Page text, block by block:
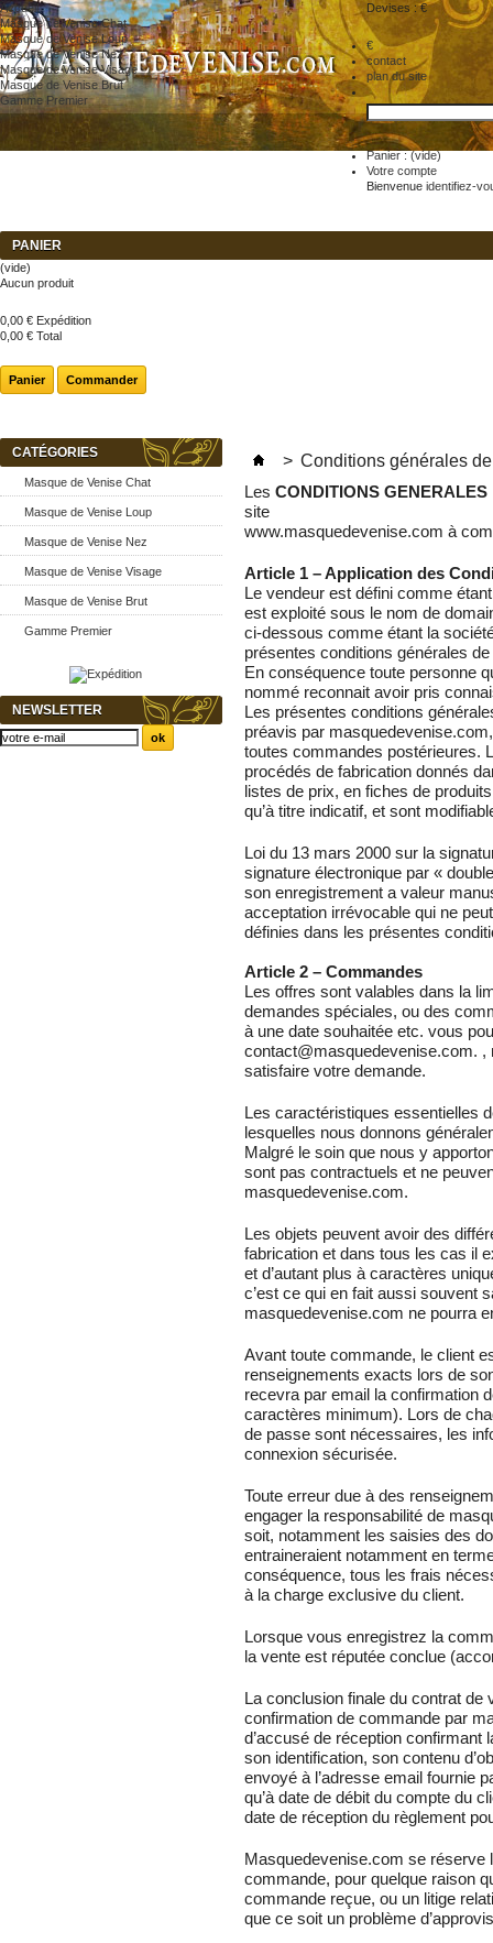
Devises : €
€
contact
plan du site
Panier :(vide)
Votre compte
Bienvenue identifiez-
Accueil
Masque de Venise Chat
Masque de Venise Loup
Masque de Venise Nez
Masque de Venise Visage
Masque de Venise Brut
Gamme Premier
PANIER
(vide)
Aucun produit
0,00 € Expédition
0,00 € Total
Panier Commander
CATÉGORIES
Masque de Venise Chat
Masque de Venise Loup
Masque de Venise Nez
Masque de Venise Visage
Masque de Venise Brut
Gamme Premier
NEWSLETTER
> Conditions générales
Les CONDITIONS GENERALES
site
www.masquedevenise.com à
Article 1 – Application des
Le vendeur est défini comme
est exploité sous le nom de
ci-dessous comme étant la
présentes conditions générales
En conséquence toute personne
nommé reconnait avoir pris
Les présentes conditions
préavis par
toutes commandes postérieures.
procédés de fabrication donnés
listes de prix, en fiches de
qu’à titre indicatif, et sont
Loi du 13 mars 2000 sur la
signature électronique par «
son enregistrement a valeur
acceptation irrévocable qui ne
définies dans les présentes
Article 2 – Commandes
Les offres sont valables dans la
demandes spéciales, ou des
à une date souhaitée etc. vous
contact@masquedevenise.com.
satisfaire votre demande.
Les caractéristiques essentielles
lesquelles nous donnons
Malgré le soin que nous y
sont pas contractuels et ne
masquedevenise.com.
Les objets peuvent avoir des
fabrication et dans tous les cas il
et d’autant plus à caractères
c’est ce qui en fait aussi souvent
masquedevenise.com ne pourra
Avant toute commande, le client
renseignements exacts lors de
recevra par email la confirmation
caractères minimum). Lors de
de passe sont nécessaires, les
connexion sécurisée.
Toute erreur due à des
engager la responsabilité de
soit, notamment les saisies des
entraineraient notamment en
conséquence, tous les frais
à la charge exclusive du client.
Lorsque vous enregistrez la
la vente est réputée conclue
La conclusion finale du contrat de
confirmation de commande par
d’accusé de réception
son identification, son contenu
envoyé à l’adresse email fournie
qu’à date de débit du compte du
date de réception du règlement
Masquedevenise.com se réserve
commande, pour quelque raison
commande reçue, ou un litige
que ce soit un problème